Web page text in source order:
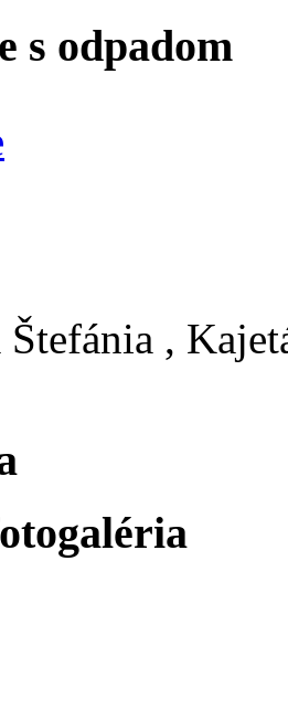
s odpadom
Štefánia ,